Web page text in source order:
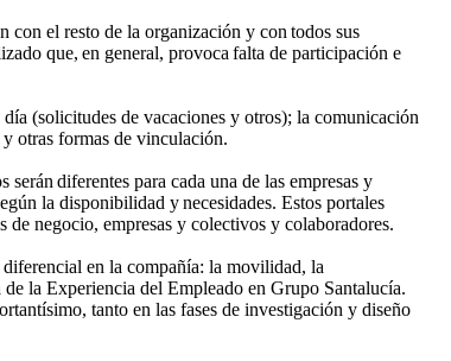
con el resto de la organización y con todos sus
que, en general, provoca falta de participación e
(solicitudes de vacaciones y otros); la comunicación
otras formas de vinculación.
diferentes para cada una de las empresas y
la disponibilidad y necesidades. Estos portales
de negocio, empresas y colectivos y colaboradores.
en la compañía: la movilidad, la
la Experiencia del Empleado en Grupo Santalucía.
tanto en las fases de investigación y diseño